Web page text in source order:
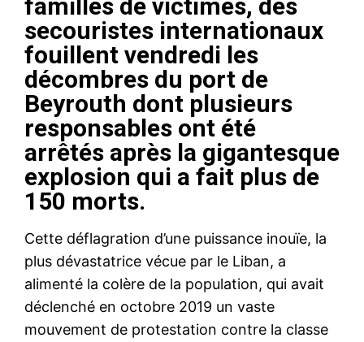
familles de victimes, des
secouristes internationaux
fouillent vendredi les
décombres du port de
Beyrouth dont plusieurs
responsables ont été
arrêtés après la gigantesque
explosion qui a fait plus de
150 morts.
Cette déflagration d’une puissance inouïe, la
plus dévastatrice vécue par le Liban, a
alimenté la colère de la population, qui avait
déclenché en octobre 2019 un vaste
mouvement de protestation contre la classe